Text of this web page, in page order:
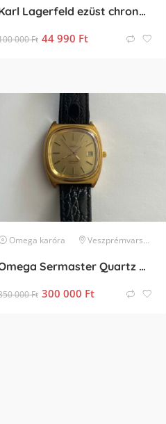
Karl Lagerfeld ezüst chrono karóra Féláron
000Ft 44 990 Ft
Omega karóra Veszprémvarsány
Omega Sermaster Quartz Vintage
000Ft 300 000 Ft